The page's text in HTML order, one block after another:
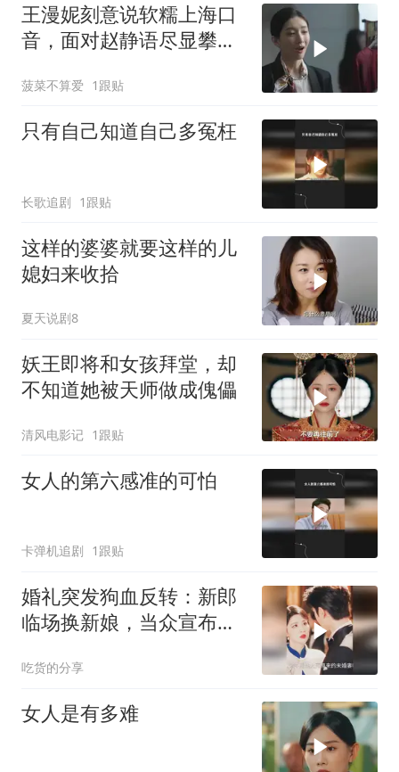
王漫妮刻意说软糯上海口
音，面对赵静语尽显攀比
菠菜不算爱 1跟贴
只有自己知道自己多冤枉
长歌追剧 1跟贴
这样的婆婆就要这样的儿
媳妇来收拾
夏天说剧8
妖王即将和女孩拜堂，却
不知道她被天师做成傀儡
清风电影记 1跟贴
女人的第六感准的可怕
卡弹机追剧 1跟贴
婚礼突发狗血反转：新郎
临场换新娘，当众宣布要
吃货的分享
女人是有多难